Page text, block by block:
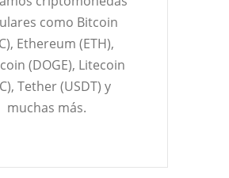
como Bitcoin
Ethereum (ETH),
(DOGE), Litecoin
Tether (USDT) y
muchas más.